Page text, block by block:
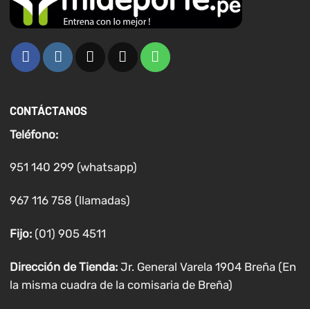
CONTÁCTANOS
Teléfono:
951 140 299 (whatsapp)
967 116 758 (llamadas)
Fijo:(01) 905 4511
Dirección de Tienda: Jr. General Varela 1904 Breña (En
la misma cuadra de la comisaria de Breña)